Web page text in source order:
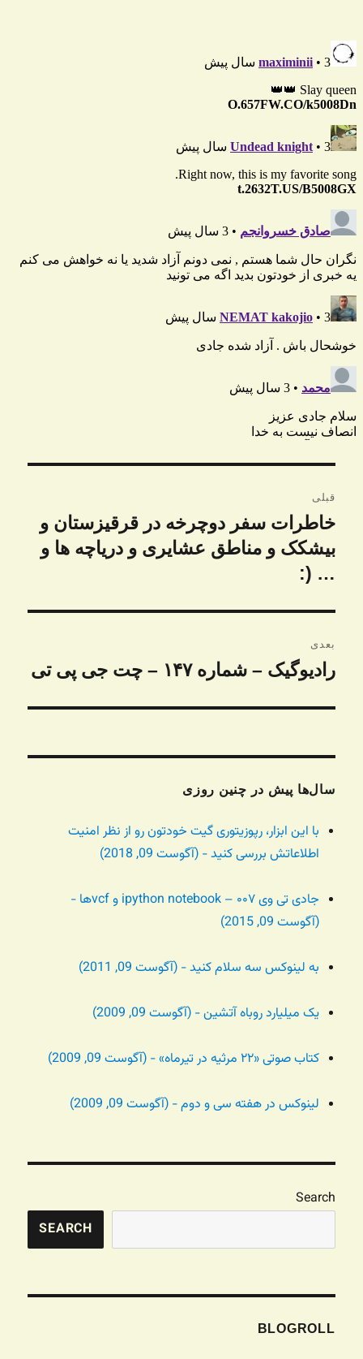
نوشته
قبلی
نوشته
قبلی:
خاطرات سفر دوچرخه در قرقیزستان و
بیشکک و مناطق عشایری و دریاچه‌ ها و
… (:
بعدی
نوشته
رادیوگیک – شماره ۱۴۷ – چت جی پی تی
سال‌ها پیش در چنین روزی
با این ابزار، رپوزیتوری گیت خودتون رو از نظر امنیت
اطلاعاتش بررسی کنید - (آگوست 09, 2018)
جادی تی وی ۰۰۷ – ipython notebook و vcfها -
(آگوست 09, 2015)
به لینوکس سه سلام کنید - (آگوست 09, 2011)
یک میلیارد روباه آتشین - (آگوست 09, 2009)
کتاب صوتی «۲۲ مرثیه در تیرماه» - (آگوست 09, 2009)
لینوکس در هفته سی و دوم - (آگوست 09, 2009)
Search
SEARCH
BLOGROLL